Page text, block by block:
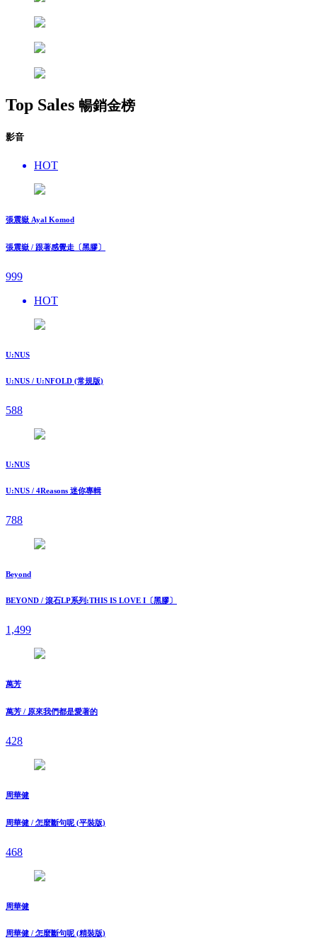
Top Sales 暢銷金榜
影音
HOT
張震嶽 Ayal Komod
張震嶽 / 跟著感覺走〔黑膠〕
999
HOT
U:NUS
U:NUS / U:NFOLD (常規版)
588
U:NUS
U:NUS / 4Reasons 迷你專輯
788
Beyond
BEYOND / 滾石LP系列:THIS IS LOVE I〔黑膠〕
1,499
萬芳
萬芳 / 原來我們都是愛著的
428
周華健
周華健 / 怎麼斷句呢 (平裝版)
468
周華健
周華健 / 怎麼斷句呢 (精裝版)